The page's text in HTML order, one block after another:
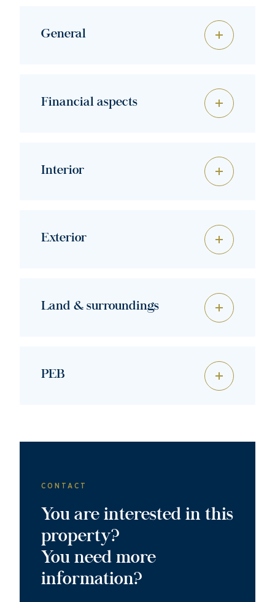
General
Financial aspects
Interior
Exterior
Land & surroundings
PEB
CONTACT
You are interested in this
property?
You need more
information?